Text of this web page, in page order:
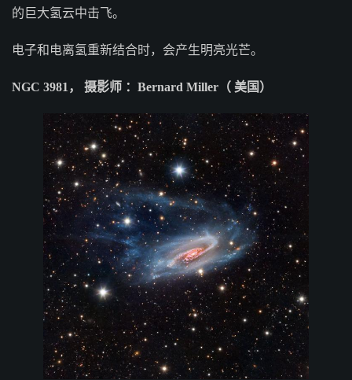
的巨大氢云中击飞。
电子和电离氢重新结合时，会产生明亮光芒。
NGC 3981， 摄影师 ：Bernard Miller（ 美国）